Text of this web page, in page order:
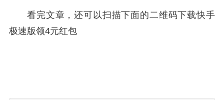
看完文章，还可以扫描下面的二维码下载快手
极速版领4元红包